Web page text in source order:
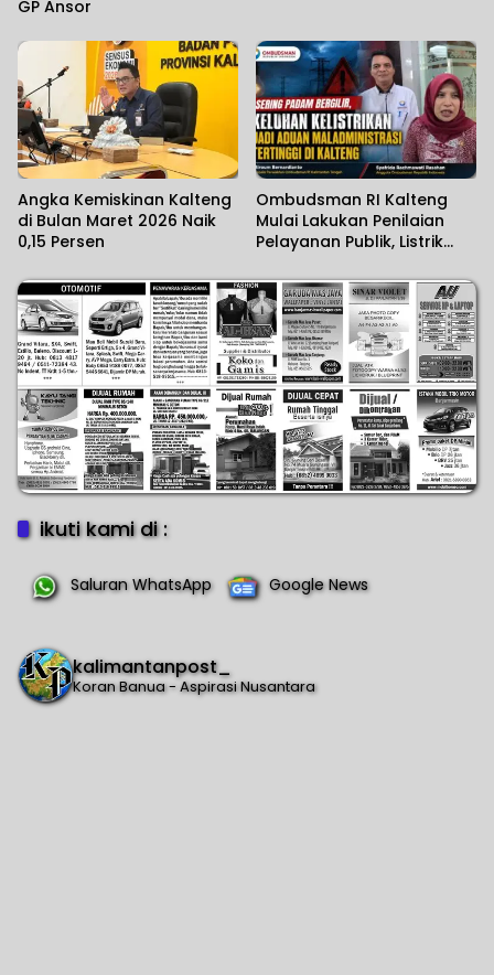
GP Ansor
Angka Kemiskinan Kalteng
di Bulan Maret 2026 Naik
0,15 Persen
Ombudsman RI Kalteng
Mulai Lakukan Penilaian
Pelayanan Publik, Listrik
ikuti kami di :
Saluran WhatsApp Google News
kalimantanpost_
Koran Banua - Aspirasi Nusantara